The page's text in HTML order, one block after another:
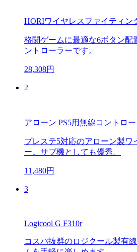
HORIワイヤレスファイティン
格闘ゲームに最適な6ボタン配
ントローラーです。
28,308円
2
アローン PS5用無線コントロ
プレステ5対応のアローン製ワ
ー。サブ機としても優秀。
11,480円
3
Logicool G F310r
コスパ抜群のロジクール製有